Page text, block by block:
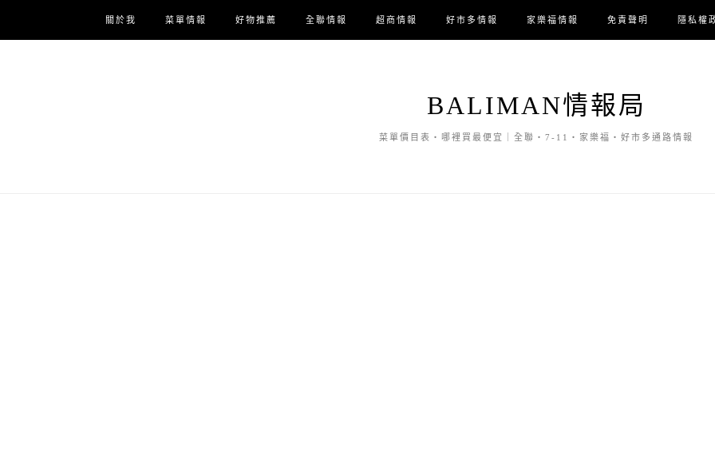
關於我 菜單情報 好物推薦 全聯情報 超商情報 好市多情報 家樂福情報 免責聲明 隱私權
BALIMAN情報局
菜單價目表・哪裡買最便宜｜全聯・7-11・家樂福・好市多通路情報